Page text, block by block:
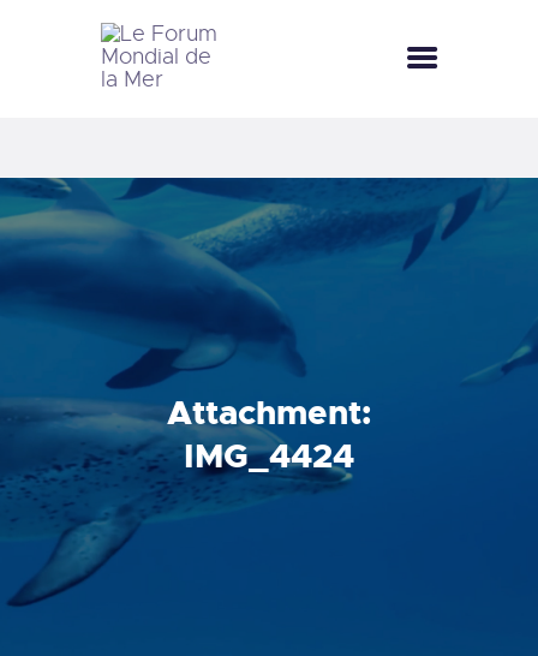
Attachment:
IMG_4424
LE FORUM MONDIAL DE LA MER
FÊTES DE LA MER
LE CLUB BLEU
LA SAISON BLEUE
MÉDIATHÈQUE
DOCUMENTATION
CONTACT